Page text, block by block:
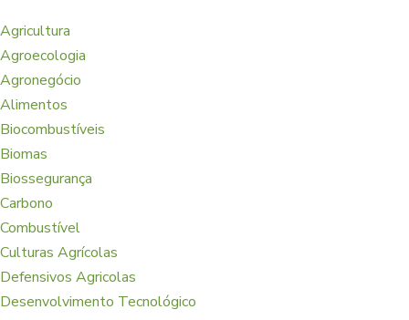
Agricultura
Agroecologia
Agronegócio
Alimentos
Biocombustíveis
Biomas
Biossegurança
Carbono
Combustível
Culturas Agrícolas
Defensivos Agricolas
Desenvolvimento Tecnológico